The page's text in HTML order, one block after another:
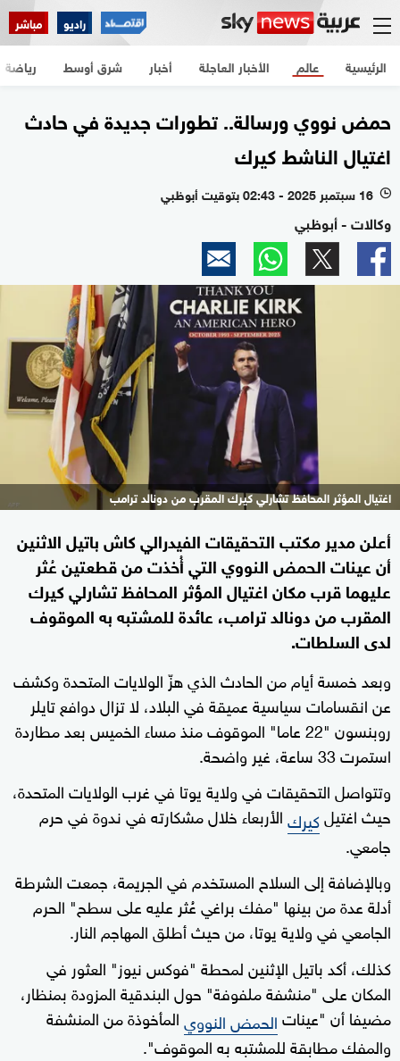
راديو مباشر
الرئيسية الأخبار العاجلة أخبار شرق أوسط عالم رياضة
حمض نووي ورسالة.. تطورات جديدة في حادث
اغتيال الناشط كيرك
l 16 سبتمبر 2025 - 02:43 بتوقيت أبوظبي
وكالات - أبوظبي
اغتيال المؤثر المحافظ تشارلي كيرك المقرب من دونالد ترامب
أعلن مدير مكتب التحقيقات الفيدرالي كاش باتيل الاثنين
أن عينات الحمض النووي التي أُخذت من قطعتين عُثر
عليهما قرب مكان اغتيال المؤثر المحافظ تشارلي كيرك
المقرب من دونالد ترامب، عائدة للمشتبه به الموقوف
لدى السلطات.
وبعد خمسة أيام من الحادث الذي هزّ الولايات المتحدة وكشف
عن انقسامات سياسية عميقة في البلاد، لا تزال دوافع تايلر
روبنسون "22 عاما" الموقوف منذ مساء الخميس بعد مطاردة
استمرت 33 ساعة، غير واضحة.
وتتواصل التحقيقات في ولاية يوتا في غرب الولايات المتحدة،
حيث اغتيلكيركالأربعاء خلال مشكارته في ندوة في حرم
جامعي.
وبالإضافة إلى السلاح المستخدم في الجريمة، جمعت الشرطة
أدلة عدة من بينها "مفك براغي عُثر عليه على سطح" الحرم
الجامعي في ولاية يوتا، من حيث أطلق المهاجم النار.
كذلك، أكد باتيل الإثنين لمحطة "فوكس نيوز" العثور في
المكان على "منشفة ملفوفة" حول البندقية المزودة بمنظار،
مضيفا أن "عيناتالحمض النوويالمأخوذة من المنشفة
والمفك مطابقة للمشتبه به الموقوف".